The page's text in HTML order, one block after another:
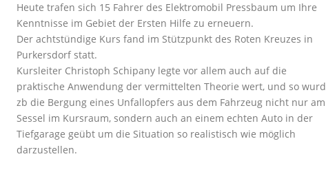
Heute trafen sich 15 Fahrer des Elektromobil Pressbaum um Ihre
Kenntnisse im Gebiet der Ersten Hilfe zu erneuern.
Der achtstündige Kurs fand im Stützpunkt des Roten Kreuzes in
Purkersdorf statt.
Kursleiter Christoph Schipany legte vor allem auch auf die
praktische Anwendung der vermittelten Theorie wert, und so
zb die Bergung eines Unfallopfers aus dem Fahrzeug nicht nur am
Sessel im Kursraum, sondern auch an einem echten Auto in der
Tiefgarage geübt um die Situation so realistisch wie möglich
darzustellen.